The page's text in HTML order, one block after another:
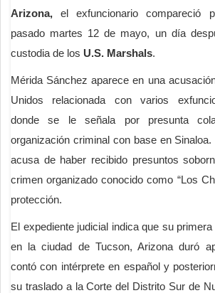
Arizona, el exfuncionario compareció
pasado martes 12 de mayo, un día
custodia de los U.S. Marshals.
Mérida Sánchez aparece en una
Unidos relacionada con varios
donde se le señala por presunta
organización criminal con base en
acusa de haber recibido presuntos
crimen organizado conocido como “Los
protección.
El expediente judicial indica que su
en la ciudad de Tucson, Arizona duró
contó con intérprete en español y
su traslado a la Corte del Distrito Sur de